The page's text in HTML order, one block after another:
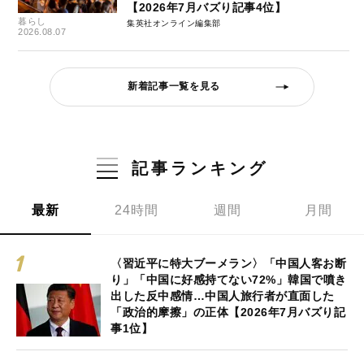
暮らし
2026.08.07
【2026年7月バズり記事4位】
集英社オンライン編集部
新着記事一覧を見る
記事ランキング
最新 24時間 週間 月間
〈習近平に特大ブーメラン〉「中国人客お断
り」「中国に好感持てない72%」韓国で噴き
出した反中感情…中国人旅行者が直面した
「政治的摩擦」の正体【2026年7月バズり記
事1位】